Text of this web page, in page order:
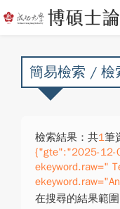
簡易檢索 / 檢
檢索結果：共1筆
{"gte":"2025-12-
ekeyword.raw="
在搜尋的結果範